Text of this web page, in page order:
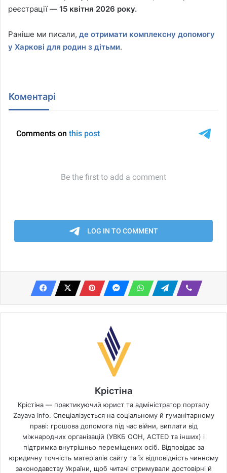
реєстрації — 15 квітня 2026 року.
Раніше ми писали, де отримати комплексну допомогу
у Харкові для родин з дітьми.
Коментарі
Крістіна
Крістіна — практикуючий юрист та адміністратор порталу
Zayava Info. Спеціалізується на соціальному й гуманітарному
праві: грошова допомога під час війни, виплати від
міжнародних організацій (УВКБ ООН, ACTED та інших) і
підтримка внутрішньо переміщених осіб. Відповідає за
юридичну точність матеріалів сайту та їх відповідність чинному
законодавству України, щоб читачі отримували достовірні й